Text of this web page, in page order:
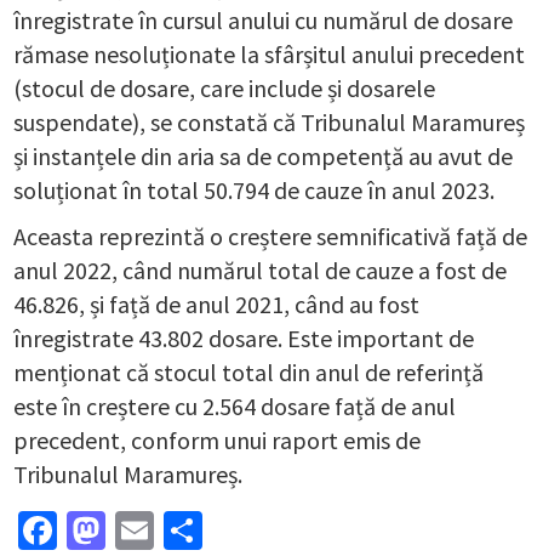
înregistrate în cursul anului cu numărul de dosare
rămase nesoluționate la sfârșitul anului precedent
(stocul de dosare, care include și dosarele
suspendate), se constată că Tribunalul Maramureș
și instanțele din aria sa de competență au avut de
soluționat în total 50.794 de cauze în anul 2023.
Aceasta reprezintă o creștere semnificativă față de
anul 2022, când numărul total de cauze a fost de
46.826, și față de anul 2021, când au fost
înregistrate 43.802 dosare. Este important de
menționat că stocul total din anul de referință
este în creștere cu 2.564 dosare față de anul
precedent, conform unui raport emis de
Tribunalul Maramureș.
Facebook
Mastodon
Email